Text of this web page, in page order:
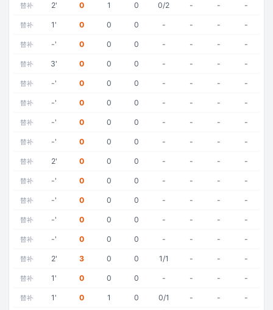
替补 2' 0 1 0 0/2 - - -
替补 1' 0 0 0 - - - -
替补 -' 0 0 0 - - - -
替补 3' 0 0 0 - - - -
替补 -' 0 0 0 - - - -
替补 -' 0 0 0 - - - -
替补 -' 0 0 0 - - - -
替补 -' 0 0 0 - - - -
替补 2' 0 0 0 - - - -
替补 -' 0 0 0 - - - -
替补 -' 0 0 0 - - - -
替补 -' 0 0 0 - - - -
替补 -' 0 0 0 - - - -
替补 2' 3 0 0 1/1 - - -
替补 1' 0 0 0 - - - -
替补 1' 0 1 0 0/1 - - -